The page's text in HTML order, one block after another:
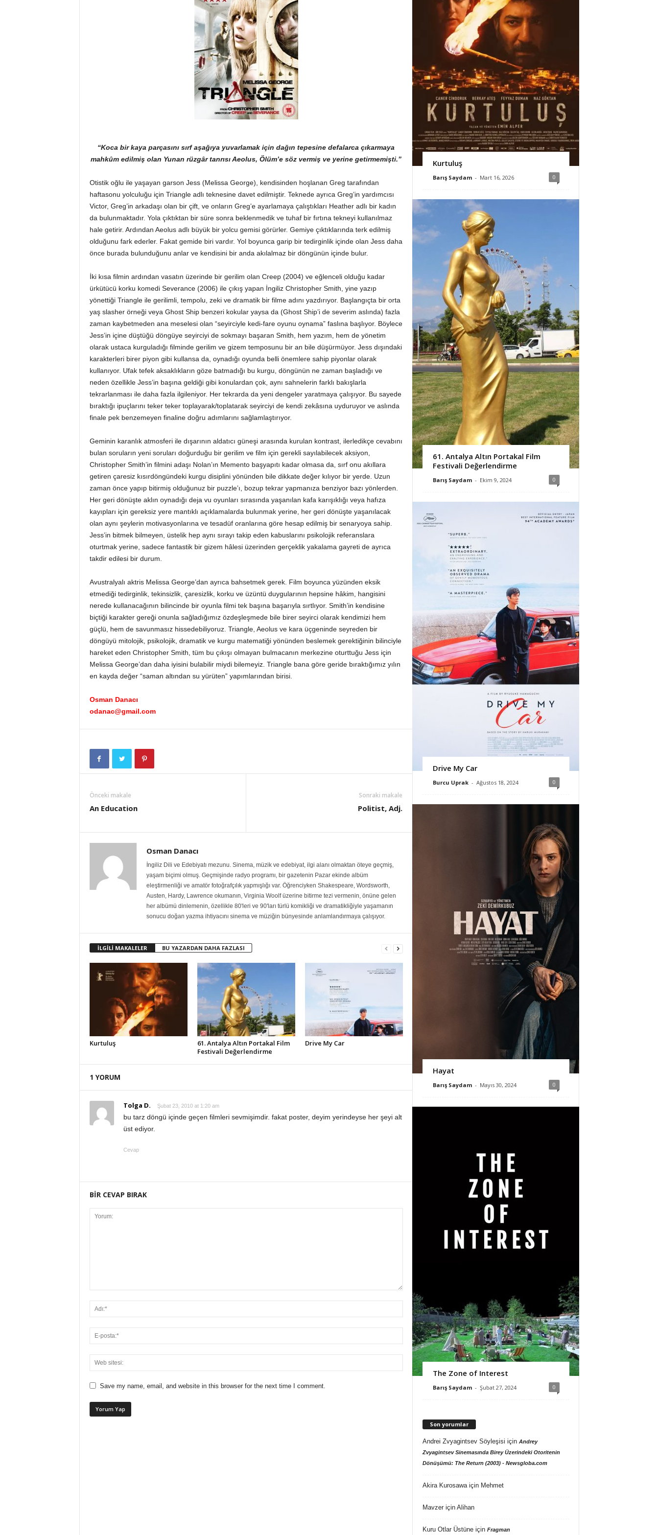
“Koca bir kaya parçasını sırf aşağıya yuvarlamak için dağın tepesine defalarca çıkarmaya
mahkûm edilmiş olan Yunan rüzgâr tanrısı Aeolus, Ölüm’e söz vermiş ve yerine getirmemişti.”
Otistik oğlu ile yaşayan garson Jess (Melissa George), kendisinden hoşlanan Greg tarafından
haftasonu yolculuğu için Triangle adlı teknesine davet edilmiştir. Teknede ayrıca Greg’in yardımcısı
Victor, Greg’in arkadaşı olan bir çift, ve onların Greg’e ayarlamaya çalıştıkları Heather adlı bir kadın
da bulunmaktadır. Yola çıktıktan bir süre sonra beklenmedik ve tuhaf bir fırtına tekneyi kullanılmaz
hale getirir. Ardından Aeolus adlı büyük bir yolcu gemisi görürler. Gemiye çıktıklarında terk edilmiş
olduğunu fark ederler. Fakat gemide biri vardır. Yol boyunca garip bir tedirginlik içinde olan Jess daha
önce burada bulunduğunu anlar ve kendisini bir anda akılalmaz bir döngünün içinde bulur.
İki kısa filmin ardından vasatın üzerinde bir gerilim olan Creep (2004) ve eğlenceli olduğu kadar
ürkütücü korku komedi Severance (2006) ile çıkış yapan İngiliz Christopher Smith, yine yazıp
yönettiği Triangle ile gerilimli, tempolu, zeki ve dramatik bir filme adını yazdırıyor. Başlangıçta bir orta
yaş slasher örneği veya Ghost Ship benzeri kokular yaysa da (Ghost Ship’i de severim aslında) fazla
zaman kaybetmeden ana meselesi olan “seyirciyle kedi-fare oyunu oynama” faslına başlıyor. Böylece
Jess’in içine düştüğü döngüye seyirciyi de sokmayı başaran Smith, hem yazım, hem de yönetim
olarak ustaca kurguladığı filminde gerilim ve gizem temposunu bir an bile düşürmüyor. Jess dışındaki
karakterleri birer piyon gibi kullansa da, oynadığı oyunda belli önemlere sahip piyonlar olarak
kullanıyor. Ufak tefek aksaklıkların göze batmadığı bu kurgu, döngünün ne zaman başladığı ve
neden özellikle Jess’in başına geldiği gibi konulardan çok, aynı sahnelerin farklı bakışlarla
tekrarlanması ile daha fazla ilgileniyor. Her tekrarda da yeni dengeler yaratmaya çalışıyor. Bu sayede
bıraktığı ipuçlarını teker teker toplayarak/toplatarak seyirciyi de kendi zekâsına uyduruyor ve aslında
finale pek benzemeyen finaline doğru adımlarını sağlamlaştırıyor.
Geminin karanlık atmosferi ile dışarının aldatıcı güneşi arasında kurulan kontrast, ilerledikçe cevabını
bulan soruların yeni soruları doğurduğu bir gerilim ve film için gerekli sayılabilecek aksiyon,
Christopher Smith’in filmini adaşı Nolan’ın Memento başyapıtı kadar olmasa da, sırf onu akıllara
getiren çaresiz kısırdöngündeki kurgu disiplini yönünden bile dikkate değer kılıyor bir yerde. Uzun
zaman önce yapıp bitirmiş olduğunuz bir puzzle’ı, bozup tekrar yapmanıza benziyor bazı yönlerden.
Her geri dönüşte aklın oynadığı deja vu oyunları sırasında yaşanılan kafa karışıklığı veya hafıza
kayıpları için gereksiz yere mantıklı açıklamalarda bulunmak yerine, her geri dönüşte yaşanılacak
olan aynı şeylerin motivasyonlarına ve tesadüf oranlarına göre hesap edilmiş bir senaryoya sahip.
Jess’in bitmek bilmeyen, üstelik hep aynı sırayı takip eden kabuslarını psikolojik referanslara
oturtmak yerine, sadece fantastik bir gizem hâlesi üzerinden gerçeklik yakalama gayreti de ayrıca
takdir edilesi bir durum.
Avustralyalı aktris Melissa George’dan ayrıca bahsetmek gerek. Film boyunca yüzünden eksik
etmediği tedirginlik, tekinsizlik, çaresizlik, korku ve üzüntü duygularının hepsine hâkim, hangisini
nerede kullanacağının bilincinde bir oyunla filmi tek başına başarıyla sırtlıyor. Smith’in kendisine
biçtiği karakter gereği onunla sağladığımız özdeşleşmede bile birer seyirci olarak kendimizi hem
güçlü, hem de savunmasız hissedebiliyoruz. Triangle, Aeolus ve kara üçgeninde seyreden bir
döngüyü mitolojik, psikolojik, dramatik ve kurgu matematiği yönünden beslemek gerektiğinin bilinciyle
hareket eden Christopher Smith, tüm bu çıkışı olmayan bulmacanın merkezine oturttuğu Jess için
Melissa George’dan daha iyisini bulabilir miydi bilemeyiz. Triangle bana göre geride bıraktığımız yılın
en kayda değer “saman altından su yürüten” yapımlarından birisi.
Osman Danacı
odanac@gmail.com
Önceki makale
An Education
Sonraki makale
Politist, Adj.
Osman Danacı
İngiliz Dili ve Edebiyatı mezunu. Sinema, müzik ve edebiyat, ilgi alanı olmaktan öteye geçmiş,
yaşam biçimi olmuş. Geçmişinde radyo programı, bir gazetenin Pazar ekinde albüm
eleştirmenliği ve amatör fotoğrafçılık yapmışlığı var. Öğrenciyken Shakespeare, Wordsworth,
Austen, Hardy, Lawrence okumanın, Virginia Woolf üzerine bitirme tezi vermenin, önüne gelen
her albümü dinlemenin, özellikle 80'leri ve 90'ları türlü komikliği ve dramatikliğiyle yaşamanın
sonucu doğan yazma ihtiyacını sinema ve müziğin bünyesinde anlamlandırmaya çalışıyor.
İLGİLİ MAKALELER BU YAZARDAN DAHA FAZLASI
Kurtuluş
61. Antalya Altın Portakal Film
Festivali Değerlendirme
Drive My Car
1 YORUM
Tolga D. Şubat 23, 2010 at 1:20 am
bu tarz döngü içinde geçen filmleri sevmişimdir. fakat poster, deyim yerindeyse her şeyi alt
üst ediyor.
Cevap
BİR CEVAP BIRAK
Save my name, email, and website in this browser for the next time I comment.
Kurtuluş
Barış Saydam - Mart 16, 2026 0
61. Antalya Altın Portakal Film
Festivali Değerlendirme
Barış Saydam - Ekim 9, 2024 0
Drive My Car
Burcu Uprak - Ağustos 18, 2024 0
Hayat
Barış Saydam - Mayıs 30, 2024 0
The Zone of Interest
Barış Saydam - Şubat 27, 2024 0
Son yorumlar
Andrei Zvyagintsev Söyleşisi için Andrey
Zvyagintsev Sinemasında Birey Üzerindeki Otoritenin
Dönüşümü: The Return (2003) - Newsgloba.com
Akira Kurosawaiçin Mehmet
Mavzeriçin Alihan
Kuru Otlar Üstüneiçin Fragman